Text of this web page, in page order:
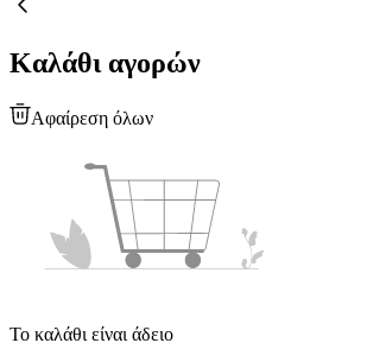
Καλάθι αγορών
Αφαίρεση όλων
Το καλάθι είναι άδειο